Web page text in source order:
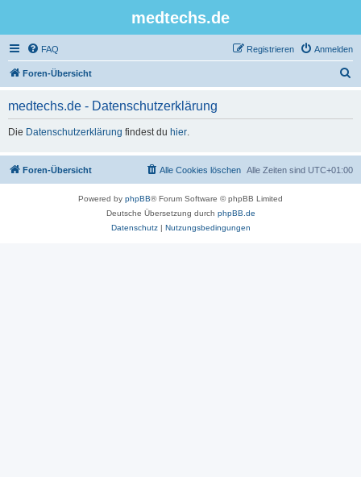
medtechs.de
FAQ Anmelden
Registrieren
Foren-Übersicht
medtechs.de - Datenschutzerklärung
Die Datenschutzerklärung findest du hier.
Foren-Übersicht Alle Zeiten sind UTC+01:00
Alle Cookies löschen
Powered by phpBB® Forum Software © phpBB Limited
Deutsche Übersetzung durch phpBB.de
Datenschutz| Nutzungsbedingungen